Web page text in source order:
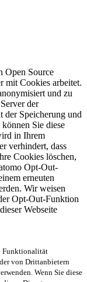
Open Source
mit Cookies arbeitet.
und zu
der
Speicherung und
Sie diese
in Ihrem
verhindert, dass
Cookies löschen,
Opt-Out-
erneuten
Wir weisen
Opt-Out-Funktion
Webseite
Funktionalität
von Drittanbietern
Wenn Sie diese